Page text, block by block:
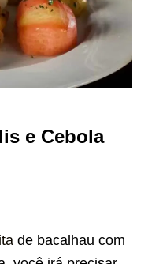
e Cebola
de bacalhau com